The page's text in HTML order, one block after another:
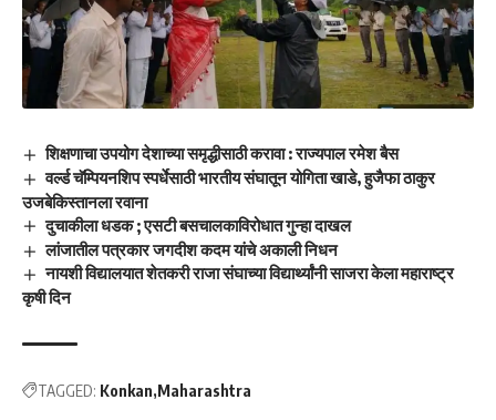
शिक्षणाचा उपयोग देशाच्या समृद्धीसाठी करावा : राज्यपाल रमेश बैस
वर्ल्ड चॅम्पियनशिप स्पर्धेसाठी भारतीय संघातून योगिता खाडे, हुजैफा ठाकुर
उजबेकिस्तानला रवाना
दुचाकीला धडक ; एसटी बसचालकाविरोधात गुन्हा दाखल
लांजातील पत्रकार जगदीश कदम यांचे अकाली निधन
नायशी विद्यालयात शेतकरी राजा संघाच्या विद्यार्थ्यांनी साजरा केला महाराष्ट्र
कृषी दिन
TAGGED: Konkan Maharashtra